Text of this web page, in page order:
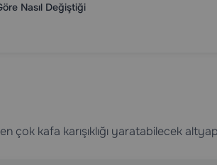
Nasıl Değiştiği
çok kafa karışıklığı yaratabilecek